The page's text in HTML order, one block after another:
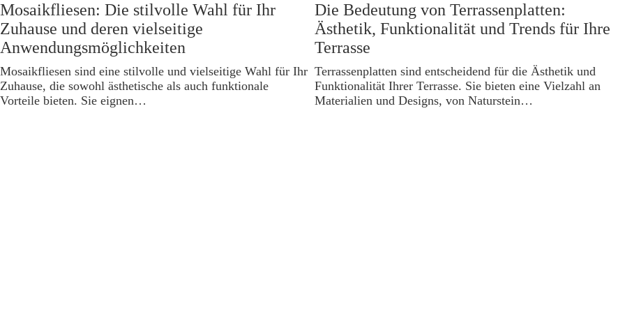
Mosaikfliesen: Die stilvolle Wahl für Ihr
Zuhause und deren vielseitige
Anwendungsmöglichkeiten
Mosaikfliesen sind eine stilvolle und vielseitige Wahl für Ihr
Zuhause, die sowohl ästhetische als auch funktionale
Vorteile bieten. Sie eignen…
Die Bedeutung von Terrassenplatten:
Ästhetik, Funktionalität und Trends für Ihre
Terrasse
Terrassenplatten sind entscheidend für die Ästhetik und
Funktionalität Ihrer Terrasse. Sie bieten eine Vielzahl an
Materialien und Designs, von Naturstein…